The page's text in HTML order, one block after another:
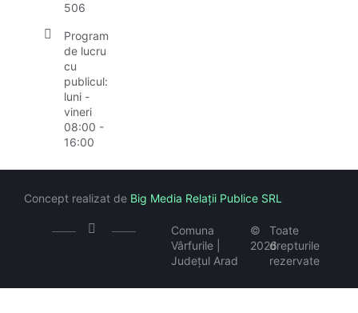
506
Program
de lucru
cu
publicul:
luni -
vineri
08:00 -
16:00
Comuna
Vârfurile |
Județul Arad
©
2026
Toate
drepturile
rezervate
Concept realizat de Big Media Relații Publice SRL